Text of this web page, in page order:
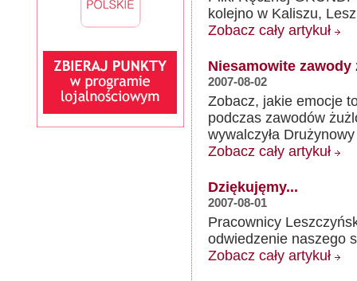
kolejno w Kaliszu,
Zobacz cały artykuł
Niesamowite zawody
2007-08-02
Zobacz, jakie emocje
podczas zawodów
wywalczyła
Zobacz cały artykuł
Dziękujęmy...
2007-08-01
Pracownicy
odwiedzenie naszego
Zobacz cały artykuł